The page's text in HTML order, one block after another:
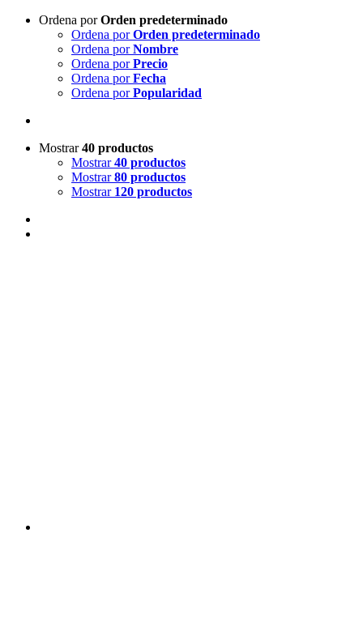
Ordena porOrden predeterminado
Ordena porOrden predeterminado
Ordena porNombre
Ordena porPrecio
Ordena porFecha
Ordena porPopularidad
Mostrar40 productos
Mostrar40 productos
Mostrar80 productos
Mostrar 120 productos